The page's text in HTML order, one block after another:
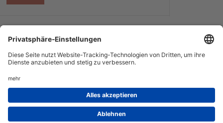
Datenschutz
Service